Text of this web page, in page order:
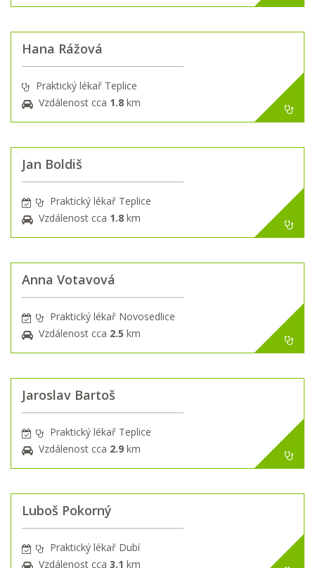
Hana Rážová
Praktický lékař Teplice
Vzdálenost cca 1.8 km
Jan Boldiš
Praktický lékař Teplice
Vzdálenost cca 1.8 km
Anna Votavová
Praktický lékař Novosedlice
Vzdálenost cca 2.5 km
Jaroslav Bartoš
Praktický lékař Teplice
Vzdálenost cca 2.9 km
Luboš Pokorný
Praktický lékař Dubí
Vzdálenost cca 3.1 km